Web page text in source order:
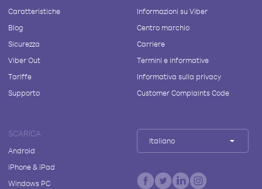
Caratteristiche
Blog
Sicurezza
Viber Out
Tariffe
Supporto
Informazioni su Viber
Centro marchio
Carriere
Termini e informative
Informativa sulla privacy
Customer Complaints Code
SCARICA
Android
iPhone & iPad
Windows PC
Italiano